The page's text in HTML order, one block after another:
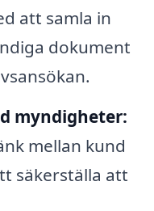
att samla in
dokument
myndigheter:
mellan kund
säkerställa att